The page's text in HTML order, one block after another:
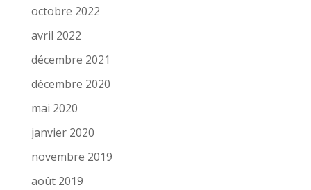
octobre 2022
avril 2022
décembre 2021
décembre 2020
mai 2020
janvier 2020
novembre 2019
août 2019